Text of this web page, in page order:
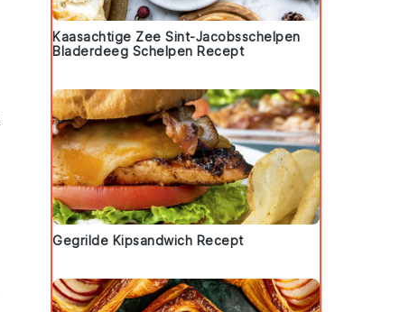
Kaasachtige Zee Sint-Jacobsschelpen
Bladerdeeg Schelpen Recept
Gegrilde Kipsandwich Recept